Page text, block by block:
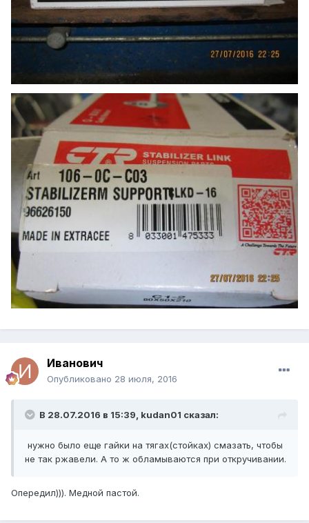
Иванович
Опубликовано 28 июля, 2016
В 28.07.2016 в 15:39, kudan01 сказал:
нужно было еще гайки на тягах(стойках) смазать, чтобы
не так ржавели. А то ж обламываются при откручивании.
Опередил))). Медной пастой.